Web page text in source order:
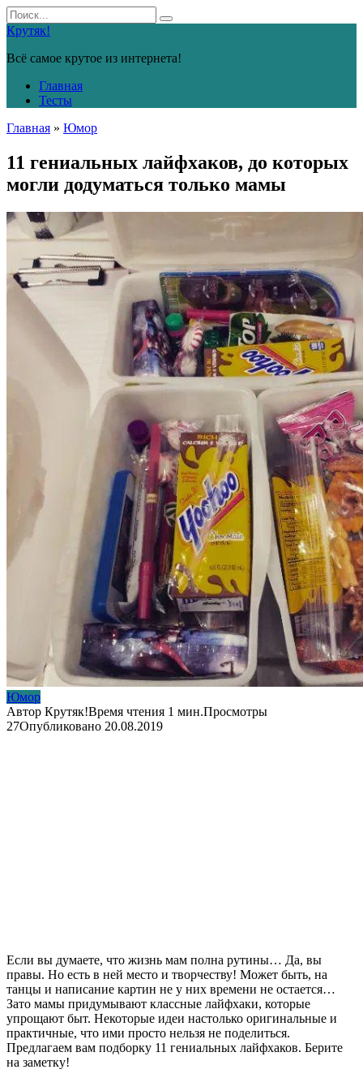
Перейти
к
контенту
Search
for:
Крутяк!
Всё самое крутое из интернета!
Главная
Тесты
Главная » Юмор
11 гениальных лайфхаков, до которых
могли додуматься только мамы
Юмор
Автор Крутяк!Время чтения 1 мин.Просмотры
27Опубликовано 20.08.2019
Если вы думаете, что жизнь мам полна рутины… Да, вы
правы. Но есть в ней место и творчеству! Может быть, на
танцы и написание картин не у них времени не остается…
Зато мамы придумывают классные лайфхаки, которые
упрощают быт. Некоторые идеи настолько оригинальные и
практичные, что ими просто нельзя не поделиться.
Предлагаем вам подборку 11 гениальных лайфхаков. Берите
на заметку!